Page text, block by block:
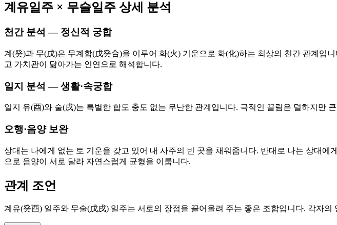
계유일주 × 무술일주 상세 분석
천간 분석 — 정신적 궁합
계(癸)과 무(戊)은 무계합(戊癸合)을 이루어 화(火) 기운으로 화(化)하는 최상의 천간 관계
고 가치관이 닮아가는 인연으로 해석합니다.
일지 분석 — 생활·속궁합
일지 유(酉)와 술(戌)는 특별한 합도 충도 없는 무난한 관계입니다. 극적인 끌림은 덜하지만
오행·음양 보완
상대는 나에게 없는 토 기운을 갖고 있어 내 사주의 빈 곳을 채워줍니다. 반대로 나는 상대
으로 음양이 서로 달라 자연스럽게 균형을 이룹니다.
관계 조언
계유(癸酉) 일주와 무술(戊戌) 일주는 서로의 장점을 끌어올려 주는 좋은 조합입니다. 각자